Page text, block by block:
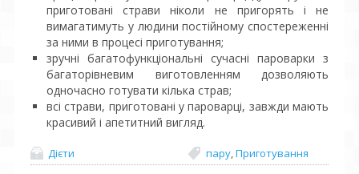
приготовані страви ніколи не пригорять і не
вимагатимуть у людини постійному спостереженні
за ними в процесі приготування;
зручні багатофункціональні сучасні пароварки з
багаторівневим виготовленням дозволяють
одночасно готувати кілька страв;
всі страви, приготовані у пароварці, завжди мають
красивий і апетитний вигляд.
Дієти пару Приготування